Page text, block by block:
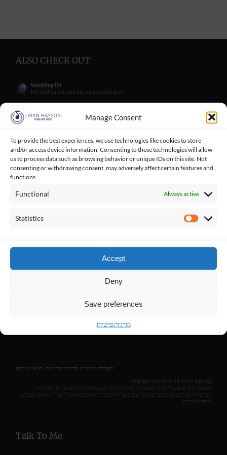
Manage Consent
To provide the best experiences, we use technologies like cookies to store
and/or access device information. Consenting to these technologies will allow
us to process data such as browsing behavior or unique IDs on this site. Not
consenting or withdrawing consent, may adversely affect certain features and
functions.
Functional Always active
Statistics Statistics
Accept
Deny
Save preferences
מדיניות פרטיות
ALSO CHECK OUT
Wedding DJ
My dedicated website as a wedding DJ
My dedicated website as a wedding Singer
Wedding Tips for Engaged Couples
Wedding tips facebook group for engaged couples
Balloncini
My wife's business - balloons for wedding
Playbacks Catalog
LIRAN HASSON • COMPOSER & MUSIC PRODUCER
הצהרת נגישות | מדיניות פרטיות | תנאי שימוש
בהתאם לתיקון 13 לחוק הגנת הפרטיות
בהשארת פרטים בכל אחד מהטפסים ברחבי האתר, הנך מאשר/ת שקראת את מדיניות
הפרטיות וכי ידוע שייתכן כי פרטיך יעובדו על ידי ספקי תשתית כמו דוא"ל ואירוח האתר כנדרש
למתן השירות.
Talk To Me